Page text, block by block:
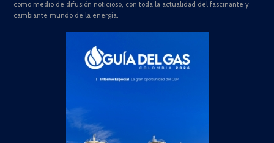
como medio de difusión noticioso, con toda la actualidad del fascinante y
cambiante mundo de la energía.